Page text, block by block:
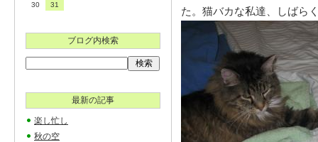
た。猫バカな私達、しばら
30
31
ブログ内検索
最新の記事
楽し忙し
秋の空